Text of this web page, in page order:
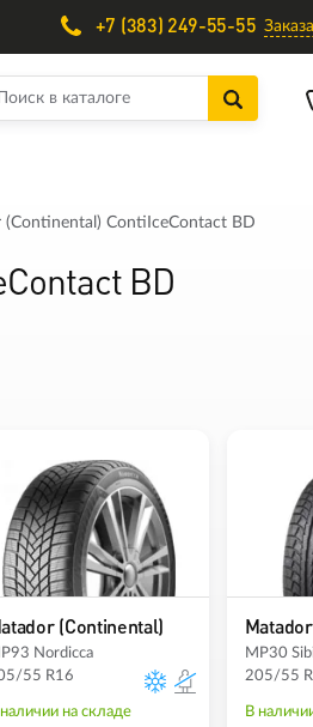
+7 (383) 249-55-55
ContiIceContact BD
BD
(Continental)
Nordicca
55 R16
на складе
MP30
205/55
В